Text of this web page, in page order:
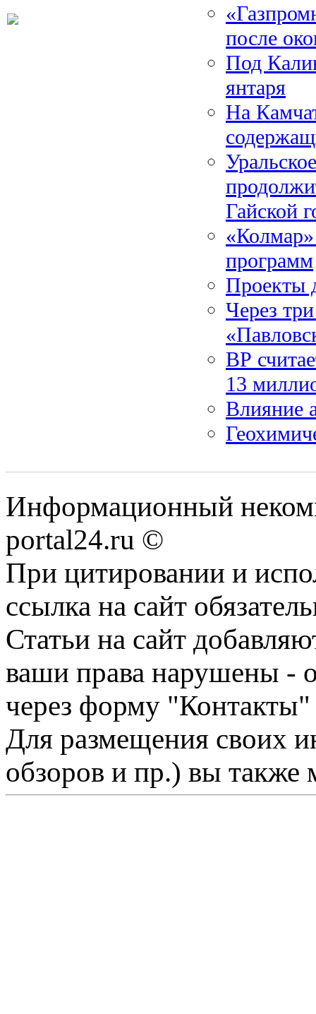
после
Под
янтаря
На
Гайской
программ
Проекты
Через
ВР
13
Влияние
Информационный
portal24.ru ©
При цитировании и
ссылка на сайт
Статьи на сайт
ваши права нарушены -
через форму "Контакты"
Для размещения своих
обзоров и пр.) вы также